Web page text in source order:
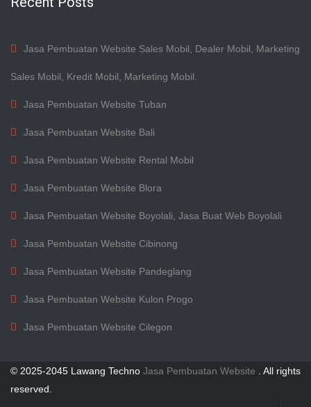
Jasa Pembuatan Website Sales Mobil, Dealer Mobil, Marketing
Sales Mobil, Kredit Mobil, Marketing Mobil.
Jasa Pembuatan Website Tuban
Jasa Pembuatan Website Bali
Jasa Pembuatan Website Rental Mobil
Jasa Pembuatan Website Blora
Jasa Pembuatan Website Boyolali, Jasa Buat Web Boyolali
Jasa Pembuatan Website Cibinong
Jasa Pembuatan Website Pandeglang
Jasa Pembuatan Website Kulon Progo
Jasa Pembuatan Website Cilegon
© 2025-2045 Lawang Techno Jasa Pembuatan Website
. All rights
reserved.